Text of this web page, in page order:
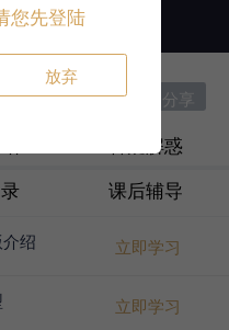
分享
答疑解惑
课后辅导
绍 立即学习
立即学习
您先登陆
放弃